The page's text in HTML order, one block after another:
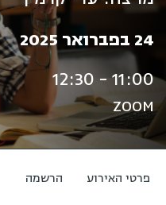
24 בפברואר 2025
11:00 - 12:30
ZOOM
פרטי האירוע הרשמה